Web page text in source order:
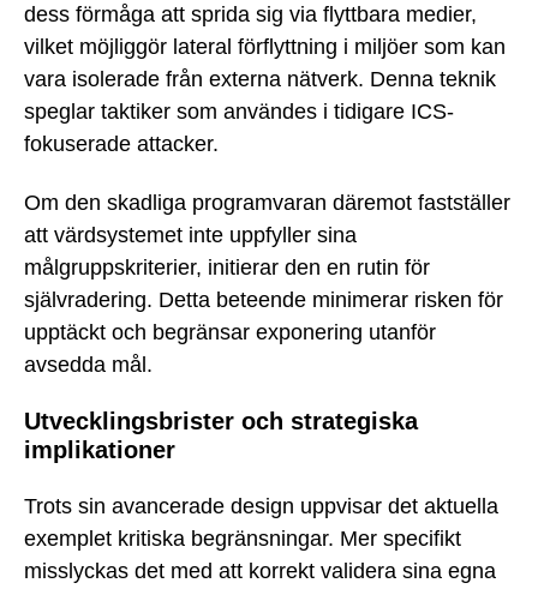
dess förmåga att sprida sig via flyttbara medier,
vilket möjliggör lateral förflyttning i miljöer som kan
vara isolerade från externa nätverk. Denna teknik
speglar taktiker som användes i tidigare ICS-
fokuserade attacker.
Om den skadliga programvaran däremot fastställer
att värdsystemet inte uppfyller sina
målgruppskriterier, initierar den en rutin för
självradering. Detta beteende minimerar risken för
upptäckt och begränsar exponering utanför
avsedda mål.
Utvecklingsbrister och strategiska
implikationer
Trots sin avancerade design uppvisar det aktuella
exemplet kritiska begränsningar. Mer specifikt
misslyckas det med att korrekt validera sina egna